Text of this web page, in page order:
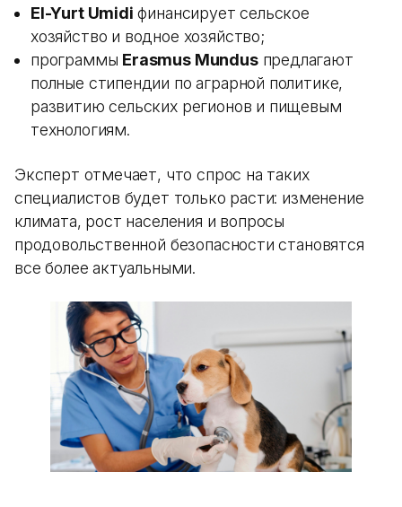
El-Yurt Umidi финансирует сельское
хозяйство и водное хозяйство;
программы Erasmus Mundusпредлагают
полные стипендии по аграрной политике,
развитию сельских регионов и пищевым
технологиям.
Эксперт отмечает, что спрос на таких
специалистов будет только расти: изменение
климата, рост населения и вопросы
продовольственной безопасности становятся
все более актуальными.